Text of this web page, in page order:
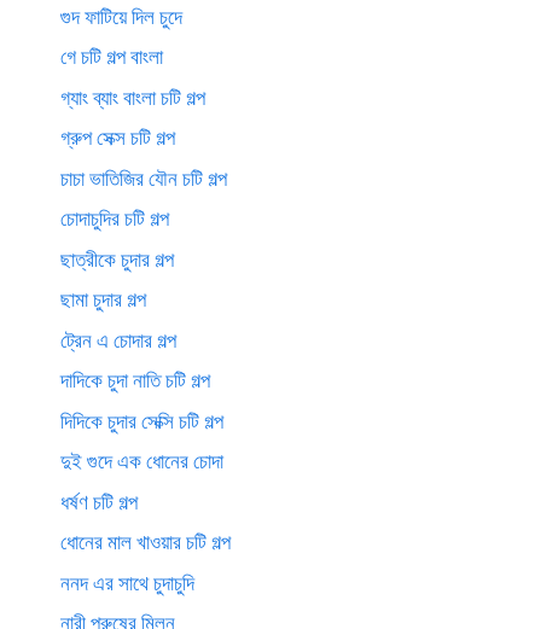
গুদ ফাটিয়ে দিল চুদে
গে চটি গল্প বাংলা
গ্যাং ব্যাং বাংলা চটি গল্প
গ্রুপ সেক্স চটি গল্প
চাচা ভাতিজির যৌন চটি গল্প
চোদাচুদির চটি গল্প
ছাত্রীকে চুদার গল্প
ছামা চুদার গল্প
ট্রেন এ চোদার গল্প
দাদিকে চুদা নাতি চটি গল্প
দিদিকে চুদার সেক্সি চটি গল্প
দুই গুদে এক ধোনের চোদা
ধর্ষণ চটি গল্প
ধোনের মাল খাওয়ার চটি গল্প
ননদ এর সাথে চুদাচুদি
নারী পুরুষের মিলন